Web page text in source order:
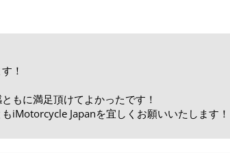
！
もに満足頂けてよかったです！
iMotorcycle Japanを宜しくお願いいたします！